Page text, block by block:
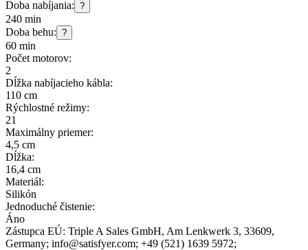
Doba nabíjania: ?
240 min
Doba behu: ?
60 min
Počet motorov:
2
Dĺžka nabíjacieho kábla:
110 cm
Rýchlostné režimy:
21
Maximálny priemer:
4,5 cm
Dĺžka:
16,4 cm
Materiál:
Silikón
Jednoduché čistenie:
Áno
Zástupca EÚ: Triple A Sales GmbH, Am Lenkwerk 3, 33609,
Germany; info@satisfyer.com; +49 (521) 1639 5972;